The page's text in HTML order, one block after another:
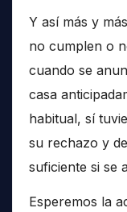
Y así más y
no cumplen o
cuando se
casa
habitual, sí
su rechazo y
suficiente si se
Esperemos la